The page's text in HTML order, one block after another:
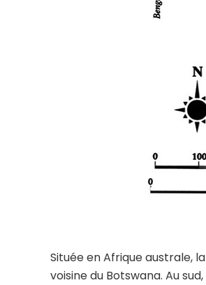
Située en Afrique australe, la
voisine du Botswana. Au